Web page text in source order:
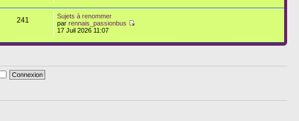
241
Sujets à renommer
parrennais_passionbus
17 Juil 2026 11:07